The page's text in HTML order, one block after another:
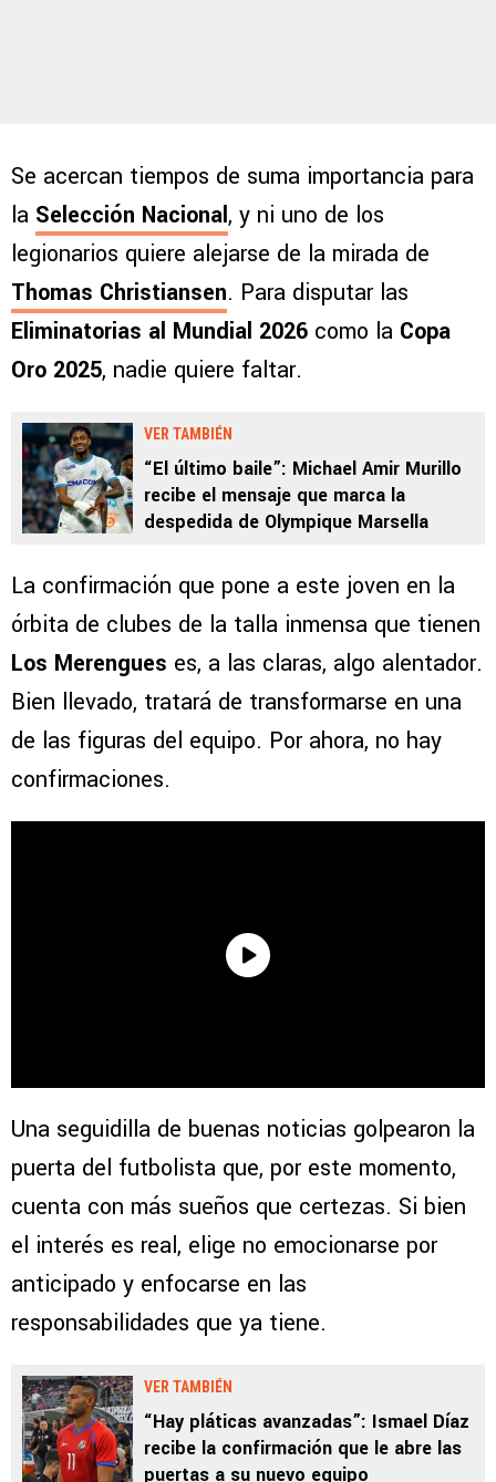
Se acercan tiempos de suma importancia para
la Selección Nacional, y ni uno de los
legionarios quiere alejarse de la mirada de
Thomas Christiansen. Para disputar las
Eliminatorias al Mundial 2026 como la Copa
Oro 2025, nadie quiere faltar.
VER TAMBIÉN
“El último baile”: Michael Amir Murillo
recibe el mensaje que marca la
despedida de Olympique Marsella
La confirmación que pone a este joven en la
órbita de clubes de la talla inmensa que tienen
Los Merengues es, a las claras, algo alentador.
Bien llevado, tratará de transformarse en una
de las figuras del equipo. Por ahora, no hay
confirmaciones.
Una seguidilla de buenas noticias golpearon la
puerta del futbolista que, por este momento,
cuenta con más sueños que certezas. Si bien
el interés es real, elige no emocionarse por
anticipado y enfocarse en las
responsabilidades que ya tiene.
VER TAMBIÉN
“Hay pláticas avanzadas”: Ismael Díaz
recibe la confirmación que le abre las
puertas a su nuevo equipo